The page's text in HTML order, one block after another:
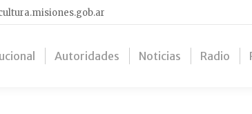
Autoridades Noticias Radio